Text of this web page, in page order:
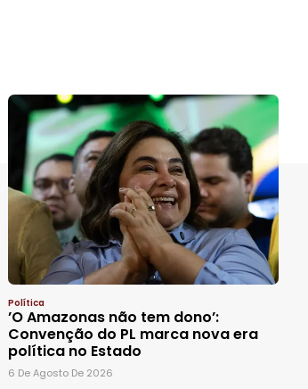
Política
’O Amazonas não tem dono’:
Convenção do PL marca nova era
política no Estado
6 De Agosto De 2026